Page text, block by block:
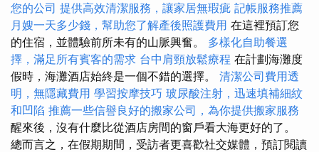
您的公司 提供高效清潔服務，讓家居無瑕疵 記帳服務推薦
月嫂一天多少錢，幫助您了解產後照護費用 在這裡預訂您
的住宿，並體驗前所未有的山脈興奮。 多樣化自助餐選
擇，滿足所有賓客的需求 台中肩頸放鬆療程 在計劃海灘度
假時，海灘酒店始終是一個不錯的選擇。 清潔公司費用透
明，無隱藏費用 學習按摩技巧 玻尿酸注射，迅速填補細紋
和凹陷 推薦一些信譽良好的搬家公司，為你提供搬家服務
醒來後，沒有什麼比從酒店房間的窗戶看大海更好的了。
總而言之，在假期期間，受訪者更喜歡社交媒體，預訂閱讀